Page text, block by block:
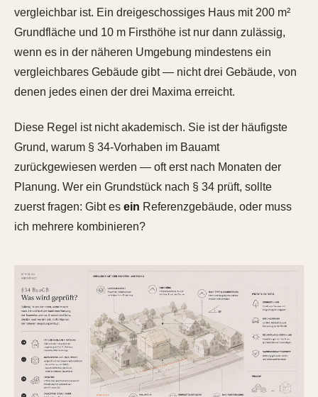
vergleichbar ist. Ein dreigeschossiges Haus mit 200 m²
Grundfläche und 10 m Firsthöhe ist nur dann zulässig,
wenn es in der näheren Umgebung mindestens ein
vergleichbares Gebäude gibt — nicht drei Gebäude, von
denen jedes einen der drei Maxima erreicht.
Diese Regel ist nicht akademisch. Sie ist der häufigste
Grund, warum § 34-Vorhaben im Bauamt
zurückgewiesen werden — oft erst nach Monaten der
Planung. Wer ein Grundstück nach § 34 prüft, sollte
zuerst fragen: Gibt es ein Referenzgebäude, oder muss
ich mehrere kombinieren?